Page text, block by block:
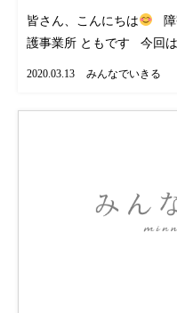
皆さん、こんにちは
障
護事業所 ともです 今回
2020.03.13 みんなでいきる